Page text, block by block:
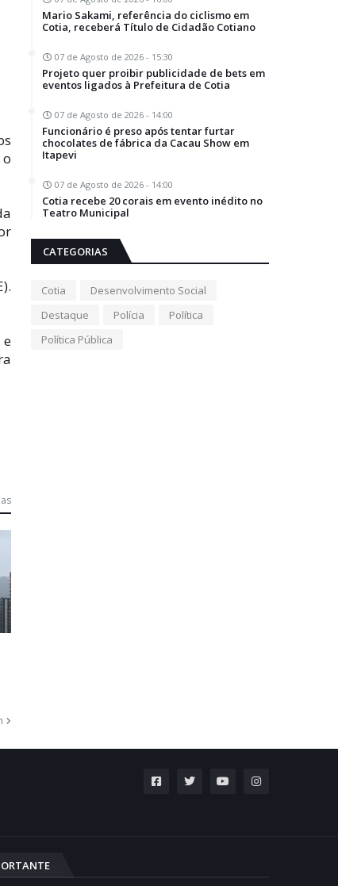
e
Mario Sakami, referência do ciclismo em
Cotia, receberá Título de Cidadão Cotiano
07 de Agosto de 2026 - 15:30
Projeto quer proibir publicidade de bets em
eventos ligados à Prefeitura de Cotia
07 de Agosto de 2026 - 14:00
Funcionário é preso após tentar furtar
chocolates de fábrica da Cacau Show em
Itapevi
07 de Agosto de 2026 - 14:00
Cotia recebe 20 corais em evento inédito no
Teatro Municipal
CATEGORIAS
Cotia
Desenvolvimento Social
Destaque
Polícia
Política
Política Pública